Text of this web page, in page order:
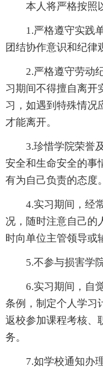
本人将严格按照
1.严格遵守实践
团结协作意识和纪律
2.严格遵守劳动
习期间不得擅自离开
习，如遇到特殊情况
才能离开。
3.珍惜学院荣誉
安全和生命安全的事
有为自己负责的态度。
4.实习期间，经
况，随时注意自己的
时向单位主管领导或
5.不参与损害学
6.实习期间，自
条例，制定个人学习
返校参加课程考核、
务。
7.如学校通知办